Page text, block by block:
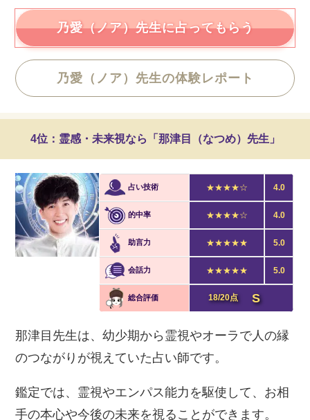
乃愛（ノア）先生に占ってもらう
乃愛（ノア）先生の体験レポート
4位：霊感・未来視なら「那津目（なつめ）先生」
占い技術 ★★★★☆ 4.0
的中率 ★★★★☆ 4.0
助言力 ★★★★★ 5.0
会話力 ★★★★★ 5.0
総合評価 18/20点 S
那津目先生は、幼少期から霊視やオーラで人の縁
のつながりが視えていた占い師です。
鑑定では、霊視やエンパス能力を駆使して、お相
手の本心や今後の未来を視ることができます。